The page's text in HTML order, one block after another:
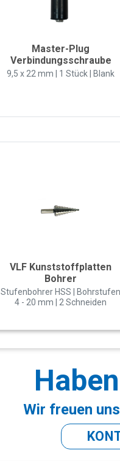
Master-Plug
Verbindungsschraube
9,5 x 22 mm | 1 Stück | Blank
VLF Kunststoffplatten
Bohrer
Stufenbohrer HSS | Bohrstufen
4 - 20 mm | 2 Schneiden
Wir freuen